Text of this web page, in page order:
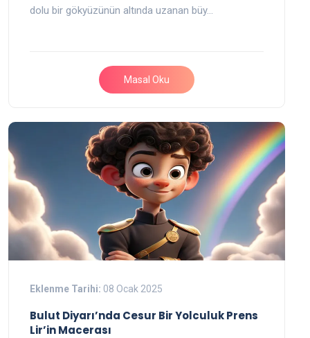
dolu bir gökyüzünün altında uzanan büy…
Masal Oku
Eklenme Tarihi: 08 Ocak 2025
Bulut Diyarı’nda Cesur Bir Yolculuk Prens
Lir’in Macerası